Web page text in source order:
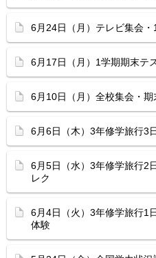
6月24日（月）テレビ集会
6月17日（月）1学期期末テ
6月10日（月）全校集会・
6月6日（木）3年修学旅行3
6月5日（水）3年修学旅行2
レク
6月4日（火）3年修学旅行1
体験